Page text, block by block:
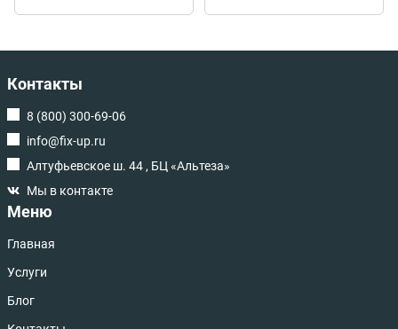
Контакты
8 (800) 300-69-06
info@fix-up.ru
Алтуфьевское ш. 44 , БЦ «Альтеза»
Мы в контакте
Меню
Главная
Услуги
Блог